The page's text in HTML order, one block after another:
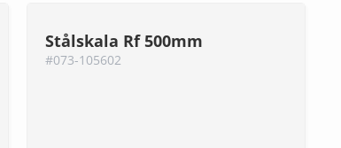
Stålskala Rf 500mm
#073-105602